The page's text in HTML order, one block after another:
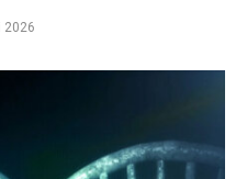
2026